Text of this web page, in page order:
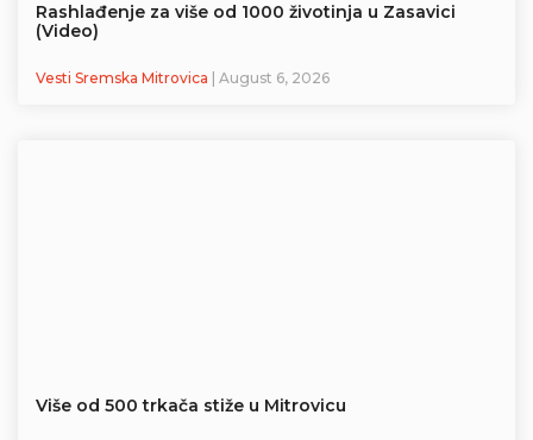
Rashlađenje za više od 1000 životinja u Zasavici
(Video)
Vesti Sremska Mitrovica | August 6, 2026
Više od 500 trkača stiže u Mitrovicu